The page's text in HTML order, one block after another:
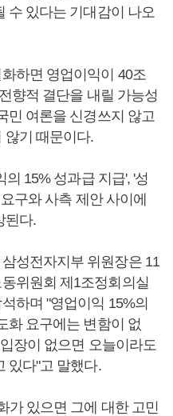
수 있다는 기대감이 나오
하면 영업이익이 40조
향적 결단을 내릴 가능성
민 여론을 신경쓰지 않고
않기 때문이다.
15% 성과급 지급', '성
구와 사측 제안 사이에
된다.
성전자지부 위원장은 11
위원회 제1조정회의실
하며 "영업이익 15%의
화 요구에는 변함이 없
장이 없으면 오늘이라도
있다"고 말했다.
가 있으면 그에 대한 고민